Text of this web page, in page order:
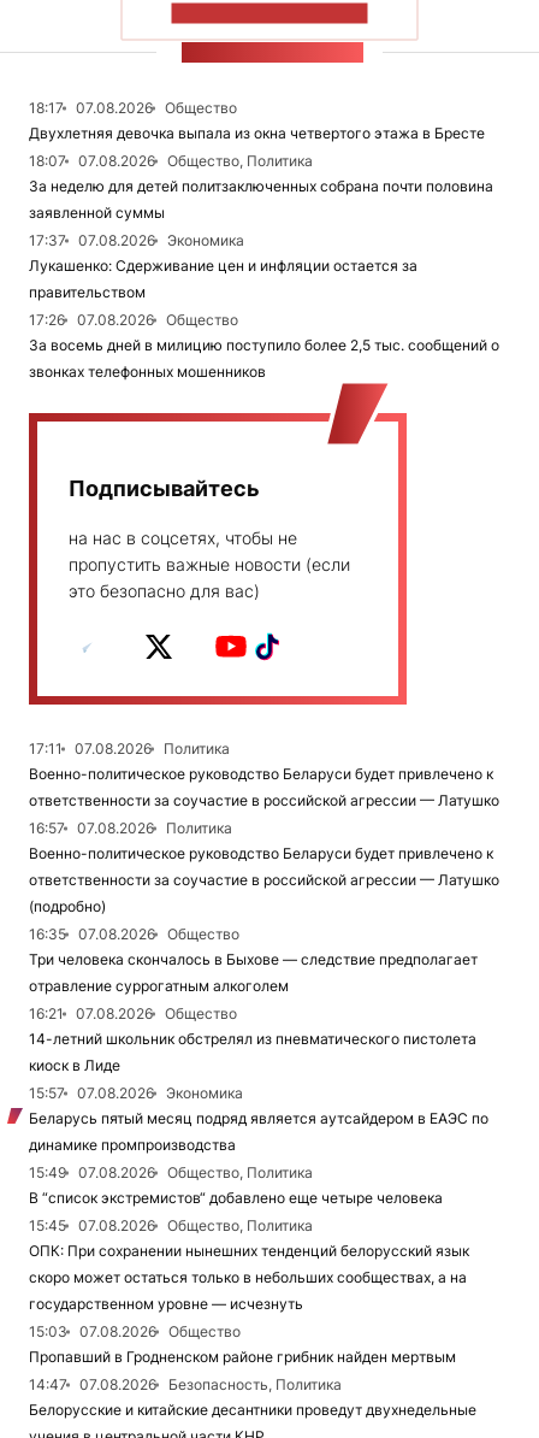
18:17 07.08.2026
Общество
Двухлетняя девочка выпала из окна четвертого этажа в Бресте
18:07
07.08.2026
Общество, Политика
За неделю для детей политзаключенных собрана почти половина
заявленной суммы
17:37
07.08.2026
Экономика
Лукашенко: Сдерживание цен и инфляции остается за
правительством
17:26
07.08.2026
Общество
За восемь дней в милицию поступило более 2,5 тыс. сообщений о
звонках телефонных мошенников
Подписывайтесь
на нас в соцсетях, чтобы не
пропустить важные новости (если
это безопасно для вас)
17:11 07.08.2026
Политика
Военно-политическое руководство Беларуси будет привлечено к
ответственности за соучастие в российской агрессии — Латушко
16:57
07.08.2026
Политика
Военно-политическое руководство Беларуси будет привлечено к
ответственности за соучастие в российской агрессии — Латушко
(подробно)
16:35
07.08.2026
Общество
Три человека скончалось в Быхове — следствие предполагает
отравление суррогатным алкоголем
16:21
07.08.2026
Общество
14-летний школьник обстрелял из пневматического пистолета
киоск в Лиде
15:57
07.08.2026
Экономика
Беларусь пятый месяц подряд является аутсайдером в ЕАЭС по
динамике промпроизводства
15:49
07.08.2026
Общество, Политика
В “список экстремистов“ добавлено еще четыре человека
15:45
07.08.2026
Общество, Политика
ОПК: При сохранении нынешних тенденций белорусский язык
скоро может остаться только в небольших сообществах, а на
государственном уровне — исчезнуть
15:03
07.08.2026
Общество
Пропавший в Гродненском районе грибник найден мертвым
14:47
07.08.2026
Безопасность, Политика
Белорусские и китайские десантники проведут двухнедельные